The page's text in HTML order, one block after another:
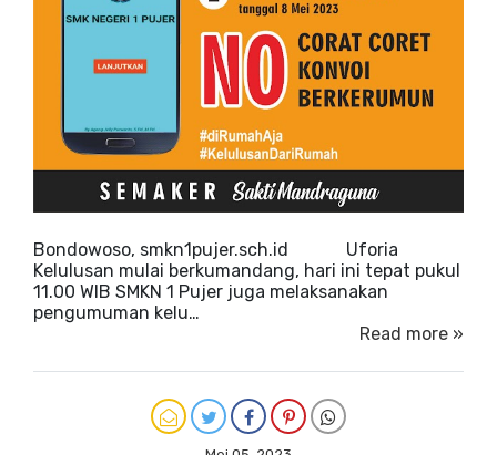
Bondowoso, smkn1pujer.sch.id Uforia
Kelulusan mulai berkumandang, hari ini tepat pukul
11.00 WIB SMKN 1 Pujer juga melaksanakan
pengumuman kelu…
Read more »